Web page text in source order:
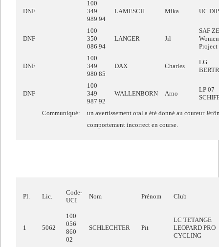
DNF
100
349
989 94
LAMESCH Mika UC
DNF
100
350
086 94
LANGER Jil
SAF
Project
DNF
100
349
980 85
DAX Charles
LG
DNF
100
349
987 92
WALLENBORN Arno
LP 07
Communiqué:
un avertissement oral a été donné au coureur
comportement incorrect en course.
Pl. Lic.
Code-
UCI
Nom Prénom Club
1 5062
100
056
860
02
SCHLECHTER Pit
LC TETANGE
LEOPARD PRO
CYCLING